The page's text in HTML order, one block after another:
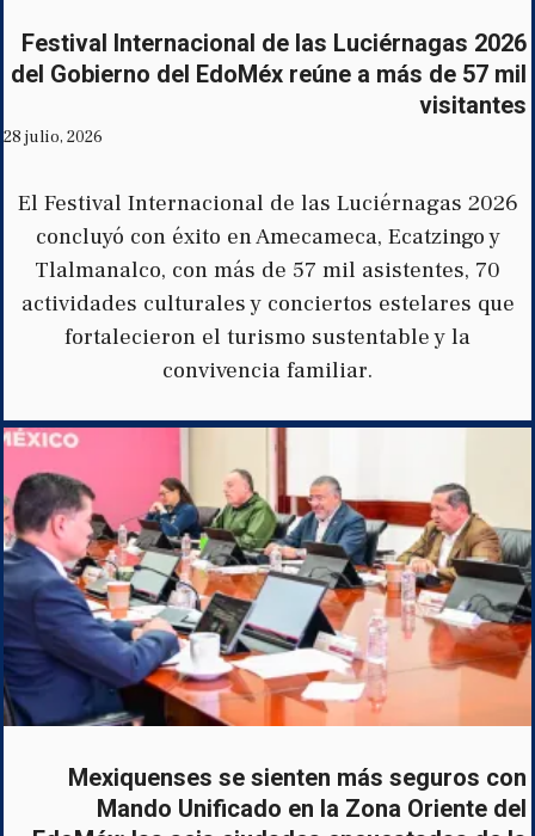
Festival Internacional de las Luciérnagas 2026
del Gobierno del EdoMéx reúne a más de 57 mil
visitantes
28 julio, 2026
El Festival Internacional de las Luciérnagas 2026
concluyó con éxito en Amecameca, Ecatzingo y
Tlalmanalco, con más de 57 mil asistentes, 70
actividades culturales y conciertos estelares que
fortalecieron el turismo sustentable y la
convivencia familiar.
Mexiquenses se sienten más seguros con
Mando Unificado en la Zona Oriente del